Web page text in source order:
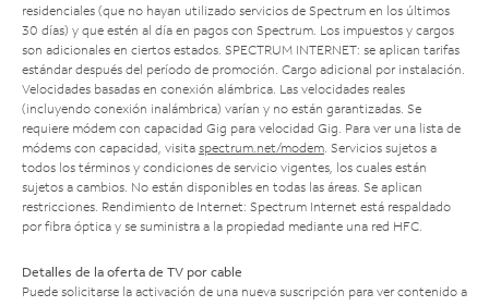
residenciales (que no hayan utilizado servicios de Spectrum en los últimos
30 días) y que estén al día en pagos con Spectrum. Los impuestos y cargos
son adicionales en ciertos estados. SPECTRUM INTERNET: se aplican tarifas
estándar después del período de promoción. Cargo adicional por instalación.
Velocidades basadas en conexión alámbrica. Las velocidades reales
(incluyendo conexión inalámbrica) varían y no están garantizadas. Se
requiere módem con capacidad Gig para velocidad Gig. Para ver una lista de
módems con capacidad, visita spectrum.net/modem . Servicios sujetos a
todos los términos y condiciones de servicio vigentes, los cuales están
sujetos a cambios. No están disponibles en todas las áreas. Se aplican
restricciones. Rendimiento de Internet: Spectrum Internet está respaldado
por fibra óptica y se suministra a la propiedad mediante una red HFC.
Detalles de la oferta de TV por cable
Puede solicitarse la activación de una nueva suscripción para ver contenido a